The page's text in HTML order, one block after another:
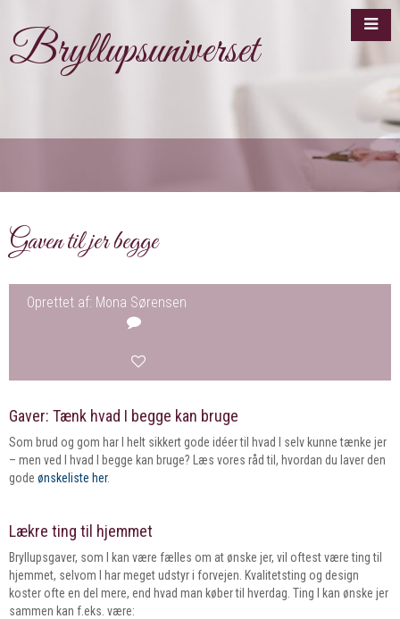
Bryllupsuniverset
Gaven til jer begge
Oprettet af: Mona Sørensen
Gaver: Tænk hvad I begge kan bruge
Som brud og gom har I helt sikkert gode idéer til hvad I selv kunne tænke jer
– men ved I hvad I begge kan bruge? Læs vores råd til, hvordan du laver den
gode ønskeliste her.
Lækre ting til hjemmet
Bryllupsgaver, som I kan være fælles om at ønske jer, vil oftest være ting til
hjemmet, selvom I har meget udstyr i forvejen. Kvalitetsting og design
koster ofte en del mere, end hvad man køber til hverdag. Ting I kan ønske jer
sammen kan f.eks. være: